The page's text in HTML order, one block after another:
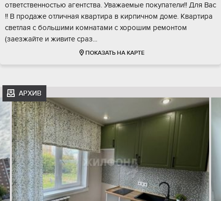
ответственностью агентства. Уважаемые покупатели!! Для Вас
!! В продаже отличная квартира в кирпичном доме. Квартира
светлая с большими комнатами с хорошим ремонтом
(заезжайте и живите сраз...
ПОКАЗАТЬ НА КАРТЕ
АРХИВ